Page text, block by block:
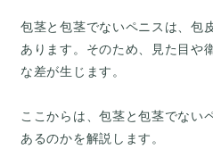
包茎と包茎でないペニスは、包
あります。そのため、見た目や
な差が生じます。
ここからは、包茎と包茎でない